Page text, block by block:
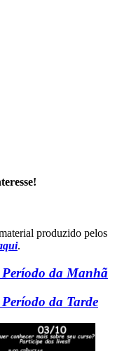
produzido pelos
.
Período da Manhã
da Tarde